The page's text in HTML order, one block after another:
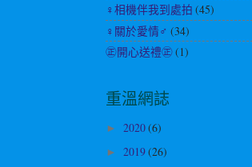
♀相機伴我到處拍 (45)
♀關於愛情♂ (34)
㊣開心送禮㊣(1)
重溫網誌
► 2020(6)
► 2019(26)